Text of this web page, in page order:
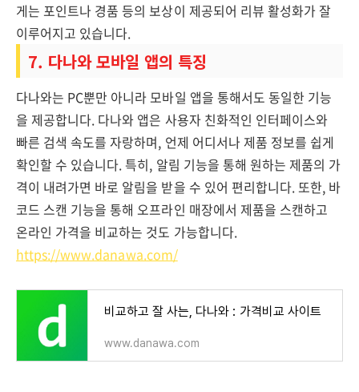
게는 포인트나 경품 등의 보상이 제공되어 리뷰 활성화가 잘
이루어지고 있습니다.
7. 다나와 모바일 앱의 특징
다나와는 PC뿐만 아니라 모바일 앱을 통해서도 동일한 기능
을 제공합니다. 다나와 앱은 사용자 친화적인 인터페이스와
빠른 검색 속도를 자랑하며, 언제 어디서나 제품 정보를 쉽게
확인할 수 있습니다. 특히, 알림 기능을 통해 원하는 제품의 가
격이 내려가면 바로 알림을 받을 수 있어 편리합니다. 또한, 바
코드 스캔 기능을 통해 오프라인 매장에서 제품을 스캔하고
온라인 가격을 비교하는 것도 가능합니다.
https://www.danawa.com/
비교하고 잘 사는, 다나와 : 가격비교 사이트
www.danawa.com